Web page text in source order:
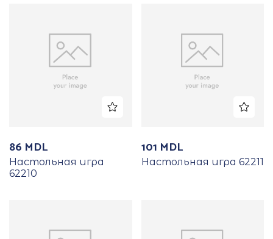
86 MDL
Настольная игра
62210
101 MDL
Настольная игра 62211